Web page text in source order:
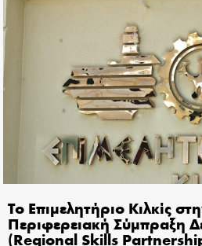
Το Επιμελητήριο Κιλκίς
Περιφερειακή Σύμπραξη
(Regional Skills